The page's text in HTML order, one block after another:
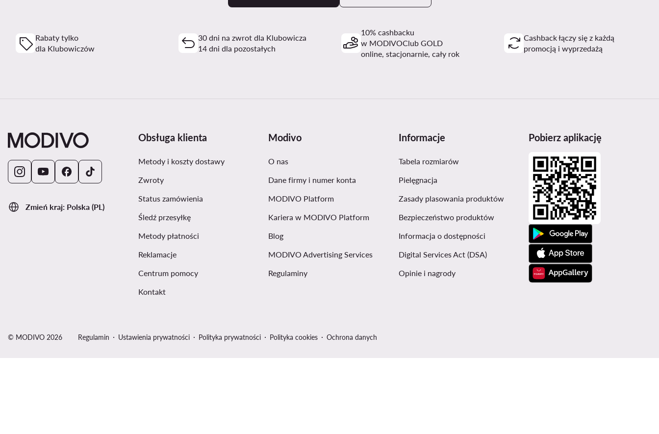
Rabaty tylko
dla Klubowiczów
30 dni na zwrot dla Klubowicza
14 dni dla pozostałych
10% cashbacku
w MODIVOClub GOLD
online, stacjonarnie, cały rok
Cashback łączy się z każdą
promocją i wyprzedażą
Zmień kraj: Polska (PL)
Obsługa klienta
Metody i koszty dostawy
Zwroty
Status zamówienia
Śledź przesyłkę
Metody płatności
Reklamacje
Centrum pomocy
Kontakt
Modivo
O nas
Dane firmy i numer konta
MODIVO Platform
Kariera w MODIVO Platform
Blog
MODIVO Advertising Services
Regulaminy
Informacje
Tabela rozmiarów
Pielęgnacja
Zasady plasowania produktów
Bezpieczeństwo produktów
Informacja o dostępności
Digital Services Act (DSA)
Opinie i nagrody
Pobierz aplikację
© MODIVO 2026 Regulamin Ustawienia prywatności Polityka prywatności Polityka cookies Ochrona danych